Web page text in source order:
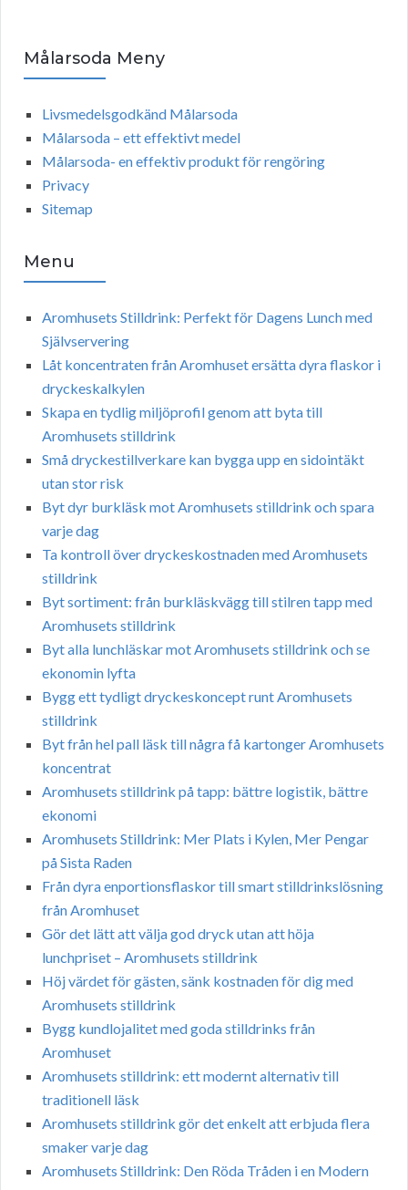
Målarsoda Meny
Livsmedelsgodkänd Målarsoda
Målarsoda – ett effektivt medel
Målarsoda- en effektiv produkt för rengöring
Privacy
Sitemap
Menu
Aromhusets Stilldrink: Perfekt för Dagens Lunch med
Självservering
Låt koncentraten från Aromhuset ersätta dyra flaskor i
dryckeskalkylen
Skapa en tydlig miljöprofil genom att byta till
Aromhusets stilldrink
Små dryckestillverkare kan bygga upp en sidointäkt
utan stor risk
Byt dyr burkläsk mot Aromhusets stilldrink och spara
varje dag
Ta kontroll över dryckeskostnaden med Aromhusets
stilldrink
Byt sortiment: från burkläskvägg till stilren tapp med
Aromhusets stilldrink
Byt alla lunchläskar mot Aromhusets stilldrink och se
ekonomin lyfta
Bygg ett tydligt dryckeskoncept runt Aromhusets
stilldrink
Byt från hel pall läsk till några få kartonger Aromhusets
koncentrat
Aromhusets stilldrink på tapp: bättre logistik, bättre
ekonomi
Aromhusets Stilldrink: Mer Plats i Kylen, Mer Pengar
på Sista Raden
Från dyra enportionsflaskor till smart stilldrinkslösning
från Aromhuset
Gör det lätt att välja god dryck utan att höja
lunchpriset – Aromhusets stilldrink
Höj värdet för gästen, sänk kostnaden för dig med
Aromhusets stilldrink
Bygg kundlojalitet med goda stilldrinks från
Aromhuset
Aromhusets stilldrink: ett modernt alternativ till
traditionell läsk
Aromhusets stilldrink gör det enkelt att erbjuda flera
smaker varje dag
Aromhusets Stilldrink: Den Röda Tråden i en Modern